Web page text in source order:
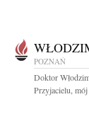
POZNAŃ
Doktor
Przyjacielu,